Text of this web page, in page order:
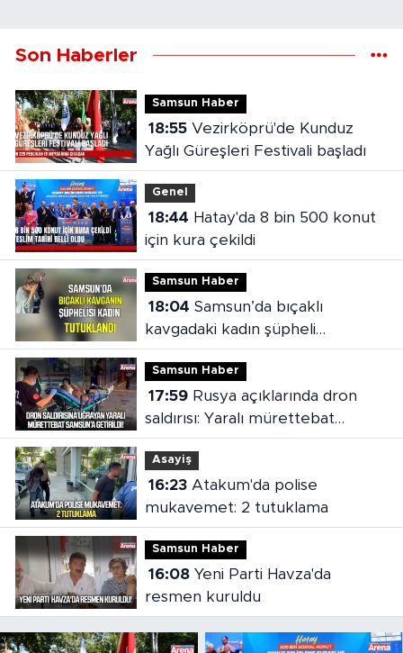
Son Haberler
Samsun Haber
18:55Vezirköprü'de Kunduz
Yağlı Güreşleri Festivali başladı
Genel
18:44
için kura çekildi
Samsun Haber
18:04
kavgadaki kadın şüpheli
tutuklandı
Samsun Haber
17:59Rusya açıklarında dron
saldırısı: Yaralı mürettebat
Samsun'a getirildi
Asayiş
16:23Atakum'da polise
mukavemet: 2 tutuklama
Samsun Haber
16:08Yeni Parti Havza'da
resmen kuruldu